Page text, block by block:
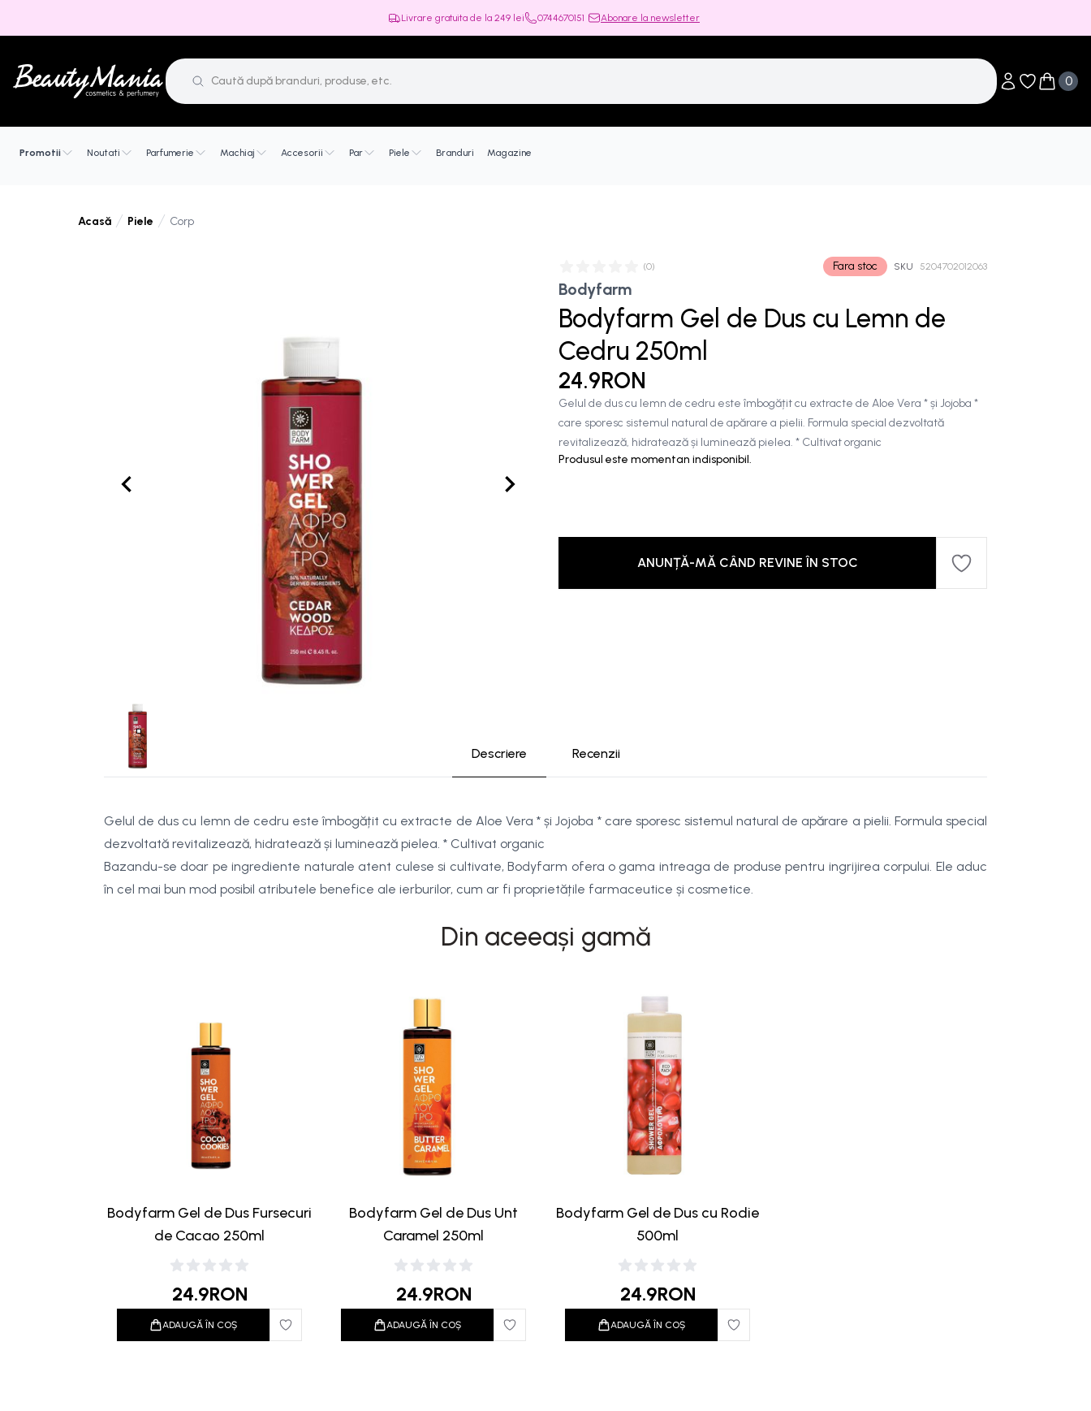
Livrare gratuita de la 249 lei 0744670151 Abonare la newsletter
Obiecte în
0
Obiecte
Promotii Noutati Parfumerie Machiaj Accesorii Par Piele Branduri Magazine
Acasă Piele Corp
(0) Fara stoc SKU 5204702012063
Bodyfarm
Bodyfarm Gel de Dus cu Lemn de
Cedru 250ml
24.9RON
Gelul de dus cu lemn de cedru este îmbogățit cu extracte de Aloe Vera * și Jojoba *
care sporesc sistemul natural de apărare a pielii. Formula special dezvoltată
revitalizează, hidratează și luminează pielea. * Cultivat organic
Produsul este momentan indisponibil.
ANUNȚĂ-MĂ CÂND REVINE ÎN STOC
Descriere Recenzii
Gelul de dus cu lemn de cedru este îmbogățit cu extracte de Aloe Vera * și Jojoba * care sporesc sistemul natural de apărare a pielii. Formula special
dezvoltată revitalizează, hidratează și luminează pielea. * Cultivat organic
Bazandu-se doar pe ingrediente naturale atent culese si cultivate, Bodyfarm ofera o gama intreaga de produse pentru ingrijirea corpului. Ele aduc
în cel mai bun mod posibil atributele benefice ale ierburilor, cum ar fi proprietățile farmaceutice și cosmetice.
Din aceeași gamă
Bodyfarm Gel de Dus Fursecuri
de Cacao 250ml
24.9RON
ADAUGĂ ÎN COȘ
Bodyfarm Gel de Dus Unt
Caramel 250ml
24.9RON
ADAUGĂ ÎN COȘ
Bodyfarm Gel de Dus cu Rodie
500ml
24.9RON
ADAUGĂ ÎN COȘ